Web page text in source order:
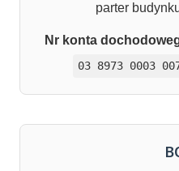
parter
Nr konta
03 8973 0003